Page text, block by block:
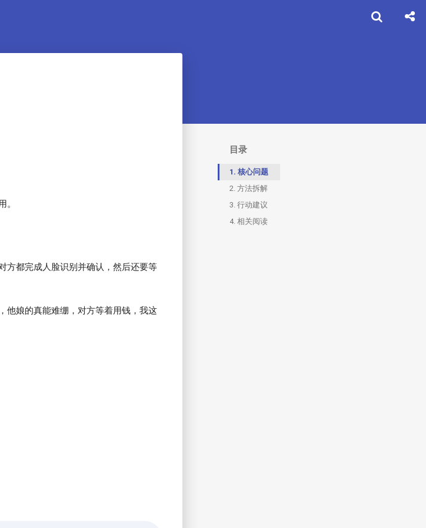
目录
1. 核心问题
2.方法拆解
3.行动建议
4.相关阅读
方都完成人脸识别并确认，然后还要等
他娘的真能难绷，对方等着用钱，我这